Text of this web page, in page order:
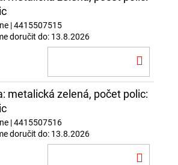
| 4415507515
doručit do: 13.8.2026
metalická zelená, počet polic:
| 4415507516
doručit do: 13.8.2026